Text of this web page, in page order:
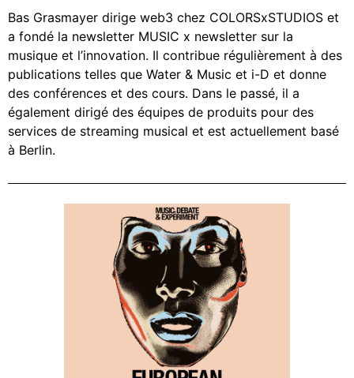
Bas Grasmayer dirige web3 chez COLORSxSTUDIOS et
a fondé la newsletter MUSIC x newsletter sur la
musique et l’innovation. Il contribue régulièrement à des
publications telles que Water & Music et i-D et donne
des conférences et des cours. Dans le passé, il a
également dirigé des équipes de produits pour des
services de streaming musical et est actuellement basé
à Berlin.